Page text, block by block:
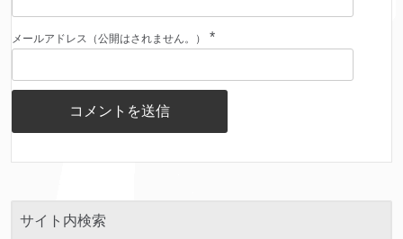
メールアドレス（公開はされません。） *
サイト内検索